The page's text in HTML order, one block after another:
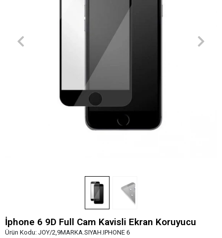
İphone 6 9D Full Cam Kavisli Ekran Koruyucu
Ürün Kodu: JOY/2,9MARKA.SIYAH.IPHONE 6